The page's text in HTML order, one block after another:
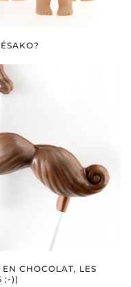
CHOCOLAT, LES
;-))